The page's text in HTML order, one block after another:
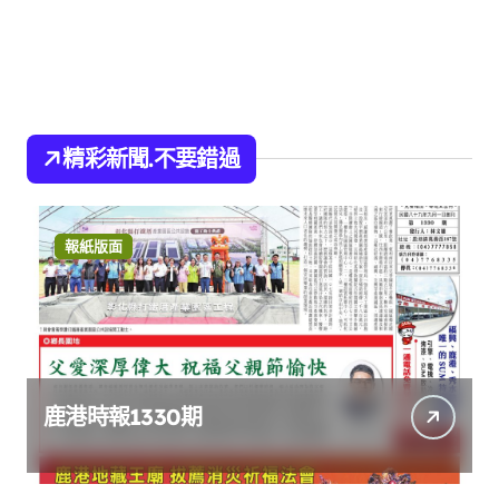
精彩新聞.不要錯過
報紙版面
鹿港時報1330期